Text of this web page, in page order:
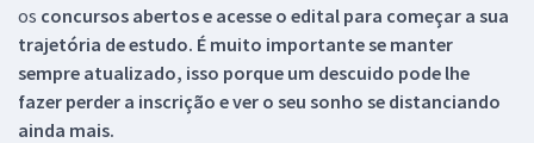
os concursos abertos e acesse o edital para começar a sua
trajetória de estudo. É muito importante se manter
sempre atualizado, isso porque um descuido pode lhe
fazer perder a inscrição e ver o seu sonho se distanciando
ainda mais.